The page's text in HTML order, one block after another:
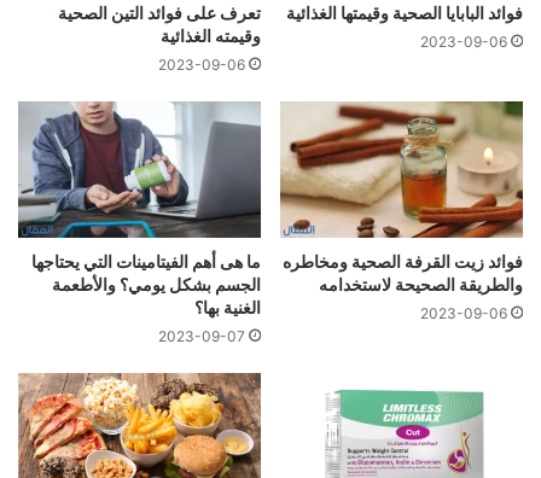
فوائد البابايا الصحية وقيمتها الغذائية
2023-09-06
تعرف على فوائد التين الصحية
وقيمته الغذائية
2023-09-06
فوائد زيت القرفة الصحية ومخاطره
والطريقة الصحيحة لاستخدامه
2023-09-06
ما هى أهم الفيتامينات التي يحتاجها
الجسم بشكل يومي؟ والأطعمة
الغنية بها؟
2023-09-07